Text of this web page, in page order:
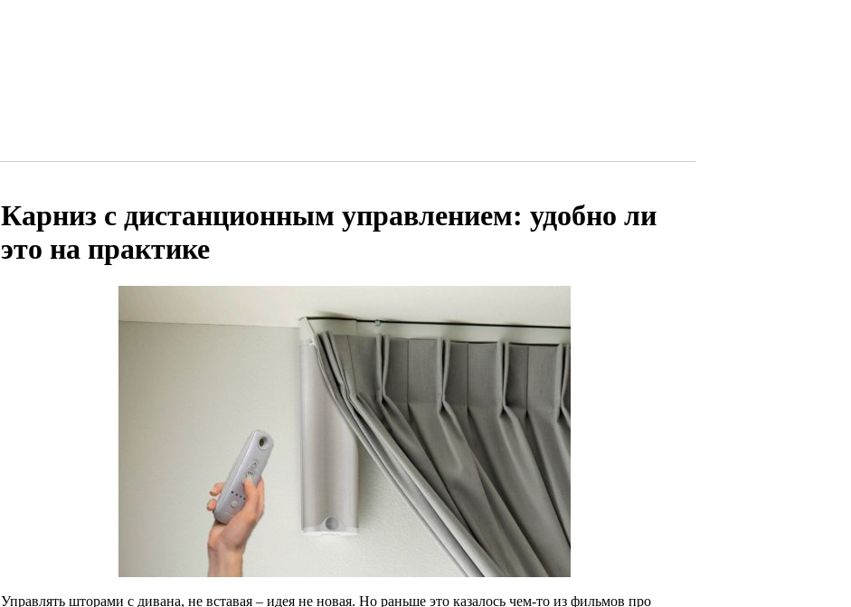
Карниз с дистанционным управлением: удобно ли
это на практике
Управлять шторами с дивана, не вставая – идея не новая. Но раньше это казалось чем-то из фильмов про